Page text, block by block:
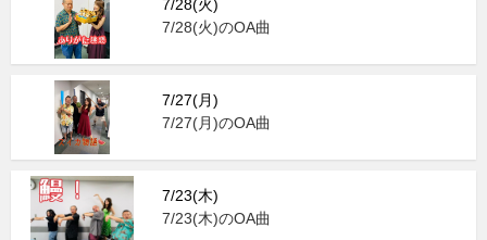
7/28(火)
7/28(火)のOA曲
7/27(月)
7/27(月)のOA曲
7/23(木)
7/23(木)のOA曲